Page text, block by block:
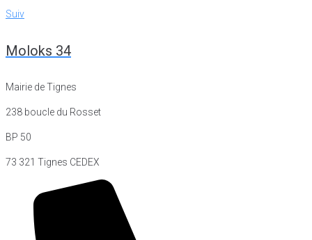
Suiv
Suiv
Moloks 34
Mairie de Tignes
238 boucle du Rosset
BP 50
73 321 Tignes CEDEX